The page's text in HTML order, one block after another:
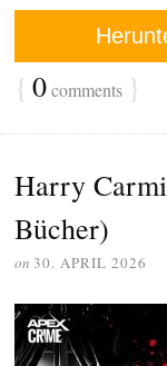
{ 0comments }
Harry
Bücher)
on 30. APRIL 2026